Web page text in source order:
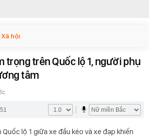
Xã hội
trọng trên Quốc lộ 1, người phụ
tâm
Quốc lộ 1 giữa xe đầu kéo và xe đạp khiến